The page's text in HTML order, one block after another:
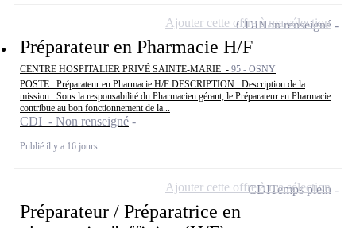
Préparateur en Pharmacie H/F
CENTRE HOSPITALIER PRIVÉ SAINTE-MARIE - 95 - OSNY
POSTE : Préparateur en Pharmacie H/F DESCRIPTION : Description de la
mission : Sous la responsabilité du Pharmacien gérant, le Préparateur en Pharmacie
contribue au bon fonctionnement de la...
CDI - Non renseigné
Publié il y a 16 jours
CDINon renseigné
Ajouter cette offre à ma sélection
Préparateur / Préparatrice en
CDITemps plein
Ajouter cette offre à ma sélection